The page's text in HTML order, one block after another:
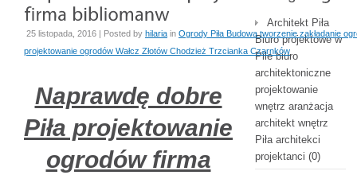
25 listopada, 2016 | Posted by hilaria in Ogrody Piła Budowa tworzenie zakładanie
projektowanie ogrodów Wałcz Złotów Chodzież Trzcianka Czarnków
Naprawdę dobre
Piła projektowanie
ogrodów firma
Architekt Piła
Biuro projektowe w
Pile biuro
architektoniczne
projektowanie
wnętrz aranżacja
architekt wnętrz
Piła architekci
projektanci (0)